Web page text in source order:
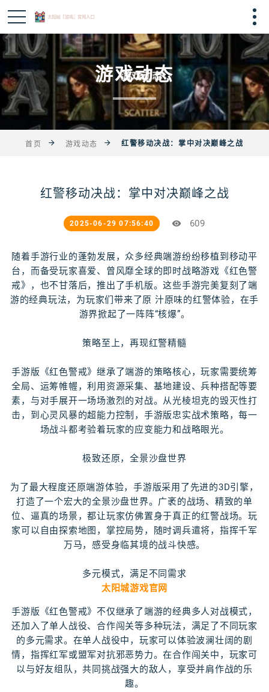
游戏动态
首页 游戏动态 红警移动决战：掌中对决巅峰之战
红警移动决战：掌中对决巅峰之战
2025-06-29 07:56:40 609
随着手游行业的蓬勃发展，众多经典端游纷纷移植到移动平
台，而备受玩家喜爱、曾风靡全球的即时战略游戏《红色警
戒》，也不甘落后，推出了手机版。这些手游完美复刻了端
游的经典玩法，为玩家们带来了原 汁原味的红警体验，在手
游界掀起了一阵阵“核爆”。
策略至上，再现红警精髓
手游版《红色警戒》继承了端游的策略核心，玩家需要统筹
全局、运筹帷幄，利用资源采集、基地建设、兵种搭配等要
素，与对手展开一场场激烈的对战。从光棱坦克的毁灭性打
击，到心灵风暴的超能力控制，手游版忠实战术策略，每一
场战斗都考验着玩家的应变能力和战略眼光。
极致还原，全景沙盘世界
为了最大程度还原端游体验，手游版采用了先进的3D引擎，
打造了一个宏大的全景沙盘世界。广袤的战场、精致的单
位、逼真的场景，都让玩家仿佛置身于真正的红警战场。玩
家可以自由探索地图，掌控局势，随时调兵遣将，指挥千军
万马，感受身临其境的战斗快感。
多元模式，满足不同需求
太阳城游戏官网
手游版《红色警戒》不仅继承了端游的经典多人对战模式，
还加入了单人战役、合作闯关等多种玩法，满足了不同玩家
的多元需求。在单人战役中，玩家可以体验波澜壮阔的剧
情，指挥红军或盟军对抗邪恶势力。在合作闯关中，玩家可
以与好友组队，共同挑战强大的敌人，享受并肩作战的乐
趣。